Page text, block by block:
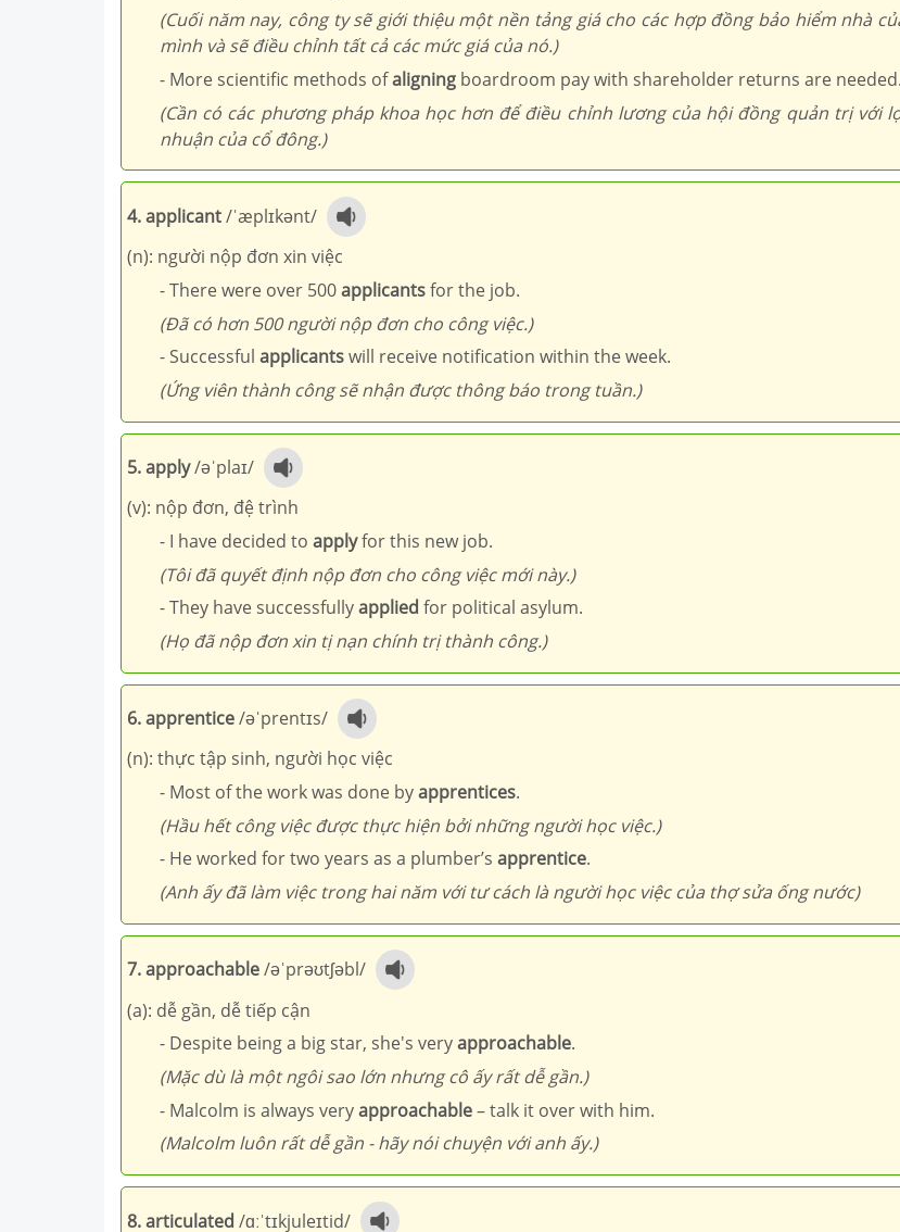
(Cuối năm nay, công ty sẽ giới thiệu một nền tảng giá cho các hợp đồng bảo hiểm nhà
mình và sẽ điều chỉnh tất cả các mức giá của nó.)
- More scientific methods ofaligning boardroom pay with shareholder returns are needed.
(Cần có các phương pháp khoa học hơn để điều chỉnh lương của hội đồng quản trị với
nhuận của cổ đông.)
4. applicant/ˈæplɪkənt/
(n): người nộp đơn xin việc
- There were over 500applicantsfor the job.
(Đã có hơn 500 người nộp đơn cho công việc.)
- Successful applicantswill receive notification within the week.
(Ứng viên thành công sẽ nhận được thông báo trong tuần.)
5. apply/əˈplaɪ/
(v): nộp đơn, đệ trình
- I have decided to applyfor this new job.
(Tôi đã quyết định nộp đơn cho công việc mới này.)
- They have successfullyapplied for political asylum.
(Họ đã nộp đơn xin tị nạn chính trị thành công.)
6. apprentice/əˈprentɪs/
(n): thực tập sinh, người học việc
- Most of the work was done byapprentices.
(Hầu hết công việc được thực hiện bởi những người học việc.)
- He worked for two years as a plumber’s apprentice.
(Anh ấy đã làm việc trong hai năm với tư cách là người học việc của thợ sửa ống nước)
7. approachable/əˈprəʊtʃəbl/
(a): dễ gần, dễ tiếp cận
- Despite being a big star, she's veryapproachable.
(Mặc dù là một ngôi sao lớn nhưng cô ấy rất dễ gần.)
- Malcolm is always veryapproachable– talk it over with him.
(Malcolm luôn rất dễ gần - hãy nói chuyện với anh ấy.)
8. articulated /ɑːˈtɪkjuleɪtid/